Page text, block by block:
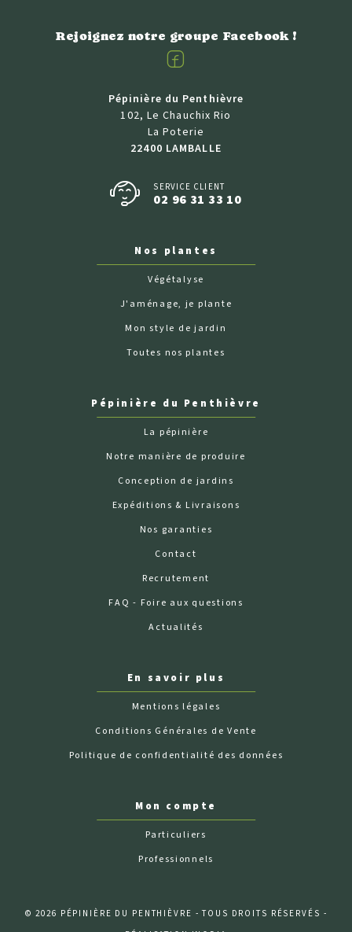
Rejoignez notre groupe Facebook !
Facebook
Pépinière du Penthièvre
102, Le Chauchix Rio
La Poterie
22400 LAMBALLE
SERVICE CLIENT
02 96 31 33 10
Nos plantes
Végétalyse
J'aménage, je plante
Mon style de jardin
Toutes nos plantes
Pépinière du Penthièvre
La pépinière
Notre manière de produire
Conception de jardins
Expéditions & Livraisons
Nos garanties
Contact
Recrutement
FAQ - Foire aux questions
Actualités
En savoir plus
Mentions légales
Conditions Générales de Vente
Politique de confidentialité des données
Mon compte
Particuliers
Professionnels
© 2026 PÉPINIÈRE DU PENTHIÈVRE - TOUS DROITS RÉSERVÉS -